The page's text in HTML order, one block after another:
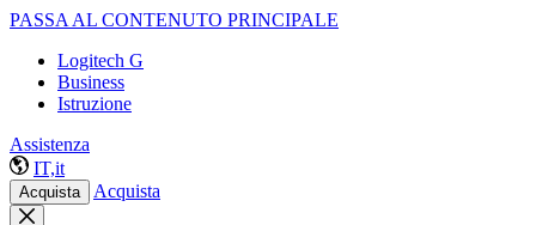
PASSA AL CONTENUTO PRINCIPALE
Logitech G
Business
Istruzione
Assistenza
IT,it
Acquista Acquista